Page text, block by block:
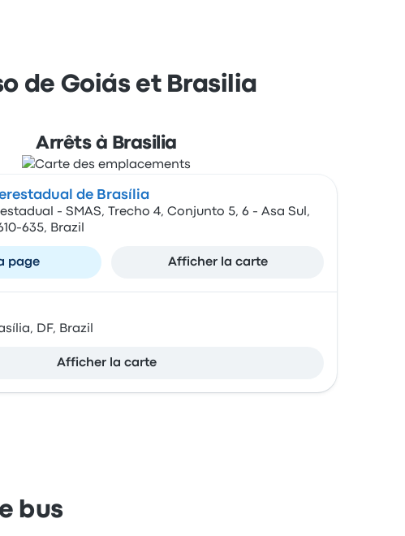
de Goiás et Brasilia
Arrêts à Brasilia
de Brasília
- SMAS, Trecho 4, Conjunto 5, 6 - Asa Sul,
635, Brazil
page Afficher la carte
DF, Brazil
Afficher la carte
bus